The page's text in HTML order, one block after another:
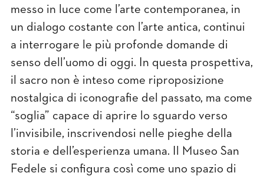
messo in luce come l’arte contemporanea, in
un dialogo costante con l’arte antica, continui
a interrogare le più profonde domande di
senso dell’uomo di oggi. In questa prospettiva,
il sacro non è inteso come riproposizione
nostalgica di iconografie del passato, ma come
“soglia” capace di aprire lo sguardo verso
l’invisibile, inscrivendosi nelle pieghe della
storia e dell’esperienza umana. Il Museo San
Fedele si configura così come uno spazio di